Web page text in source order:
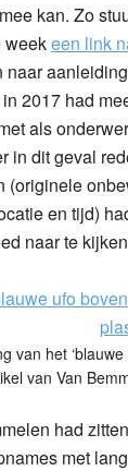
kan. Zo
weekeen link
naar
2017 had
als
in dit geval
(originele
en tijd)
naar te
van het
van Van
had zitten
met